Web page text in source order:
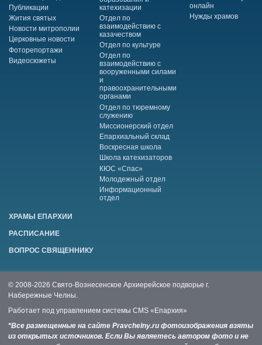
Публикации
Жития святых
Новости митрополии
Церковные новости
Фоторепортажи
Видеосюжеты
катехизации
Отдел по
взаимодействию с
казачеством
Отдел по культуре
Отдел по
взаимодействию с
вооруженными силами
и
правоохранительными
органами
Отдел по тюремному
служению
Миссионерский отдел
Епархиальный склад
Воскресная школа
Школа катехизаторов
КЮС «Спас»
Молодежный отдел
Информационный
отдел
онлайн
Нужды храмов
ХРАМЫ ЕПАРХИИ
РАСПИСАНИЕ
ВОПРОС СВЯЩЕННИКУ
© 2008-2026 Свято-Вознесенское Архиерейское подворье г.
Набережные Челны.
Работает под управлением системы CMS «Епархия»
*Все размещенные на сайте Pravchelny.ru фотоизображения взяты
из открытых источников. Если Вы являетесь автором фото и не